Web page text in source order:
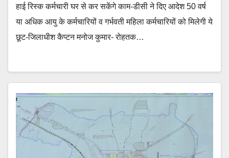
हाई रिस्क कर्मचारी घर से कर सकेंगे काम-डीसी ने दिए आदेश 50 वर्ष
या अधिक आयु के कर्मचारियों व गर्भवती महिला कर्मचारियों को मिलेगी ये
छूट-जिलाधीश कैप्टन मनोज कुमार- रोहतक…